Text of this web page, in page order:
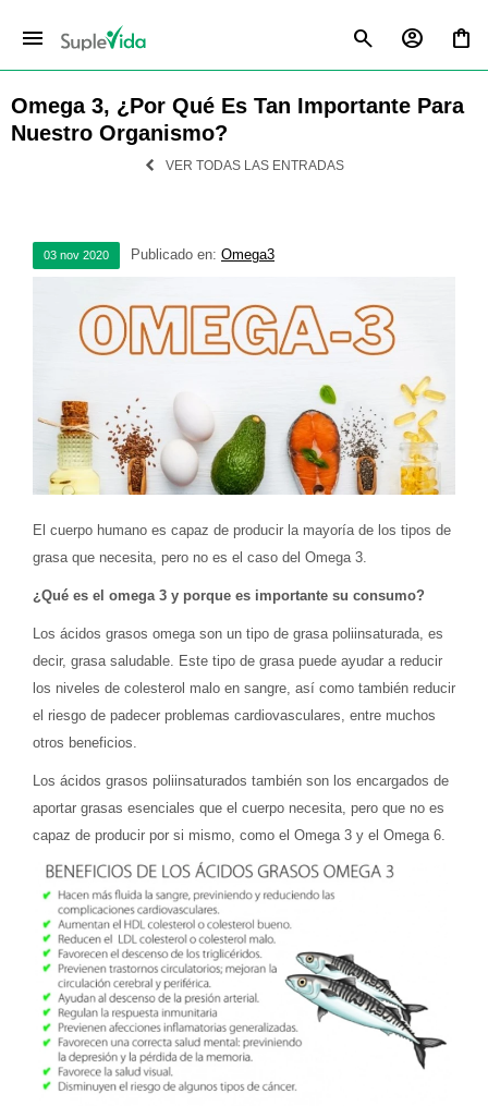
menu
Omega 3, ¿por Qué Es Tan Importante Para
Nuestro Organismo?
VER TODAS LAS ENTRADAS
03 nov 2020 Publicado en: Omega3
El cuerpo humano es capaz de producir la mayoría de los tipos de
grasa que necesita, pero no es el caso del Omega 3.
¿Qué es el omega 3 y porque es importante su consumo?
Los ácidos grasos omega son un tipo de grasa poliinsaturada, es
decir, grasa saludable. Este tipo de grasa puede ayudar a reducir
los niveles de colesterol malo en sangre, así como también reducir
el riesgo de padecer problemas cardiovasculares, entre muchos
otros beneficios.
Los ácidos grasos poliinsaturados también son los encargados de
aportar grasas esenciales que el cuerpo necesita, pero que no es
capaz de producir por si mismo, como el Omega 3 y el Omega 6.